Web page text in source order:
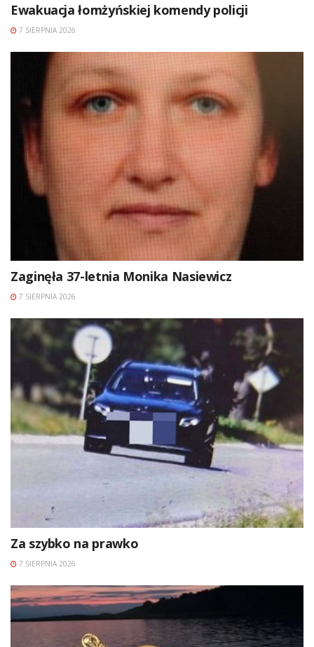
Ewakuacja łomżyńskiej komendy policji
7 SIERPNIA 2026
Zaginęła 37-letnia Monika Nasiewicz
7 SIERPNIA 2026
Za szybko na prawko
7 SIERPNIA 2026